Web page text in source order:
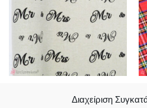
Διαχείριση